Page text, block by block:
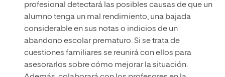
profesional detectará las posibles causas de que un
alumno tenga un mal rendimiento, una bajada
considerable en sus notas o indicios de un
abandono escolar prematuro. Si se trata de
cuestiones familiares se reunirá con ellos para
asesorarlos sobre cómo mejorar la situación.